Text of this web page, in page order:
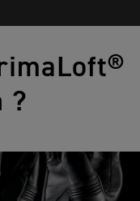
?